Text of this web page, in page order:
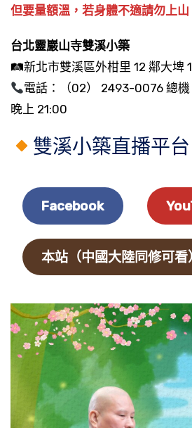
但要量額溫，若身體不適請勿上山
台北靈巖山寺雙溪小築
🛤新北市雙溪區外柑里 12 鄰大埤
電話：（02） 2493-0076 總
晚上 21:00
雙溪小築直播平台
Facebook
本站（中國大陸同修可看